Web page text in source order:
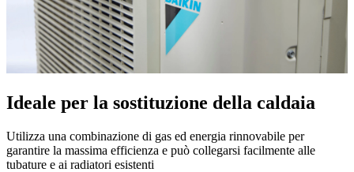
Ideale per la sostituzione della caldaia
Utilizza una combinazione di gas ed energia rinnovabile per
garantire la massima efficienza e può collegarsi facilmente alle
tubature e ai radiatori esistenti